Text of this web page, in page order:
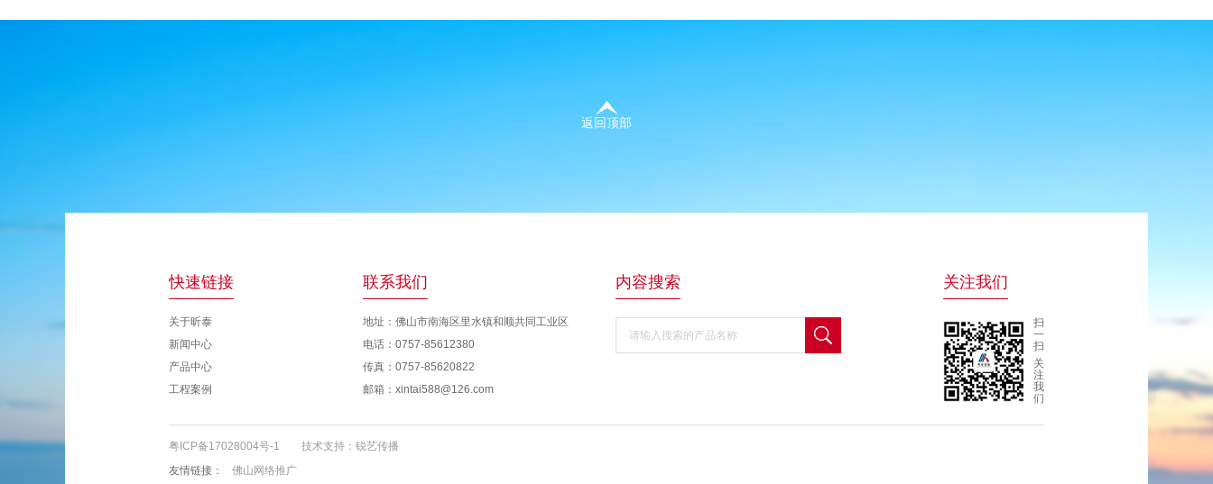
返回顶部
快速链接
关于昕泰
新闻中心
产品中心
工程案例
联系我们
地址：佛山市南海区里水镇和顺共同工业区
电话：0757-85612380
传真：0757-85620822
邮箱：xintai588@126.com
内容搜索
请输入搜索的产品名称
关注我们
扫
一
扫
关
注
我
们
粤ICP备17028004号-1 技术支持： 锐艺传播
友情链接：
佛山网络推广